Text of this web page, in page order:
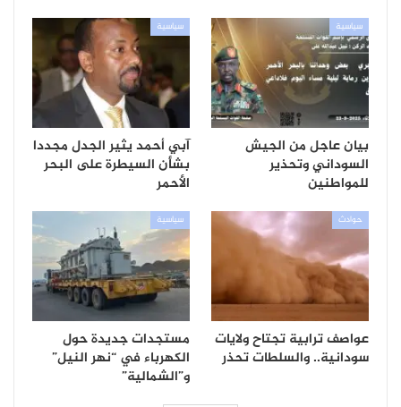
سياسية
بيان عاجل من الجيش
السوداني وتحذير
للمواطنين
سياسية
آبي أحمد يثير الجدل مجددا
بشأن السيطرة على البحر
الأحمر
حوادث
عواصف ترابية تجتاح ولايات
سودانية.. والسلطات تحذر
سياسية
مستجدات جديدة حول
الكهرباء في “نهر النيل”
و”الشمالية”